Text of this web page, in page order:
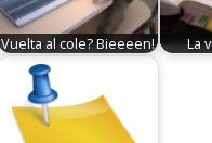
Vuelta al cole? Bieeeen! La